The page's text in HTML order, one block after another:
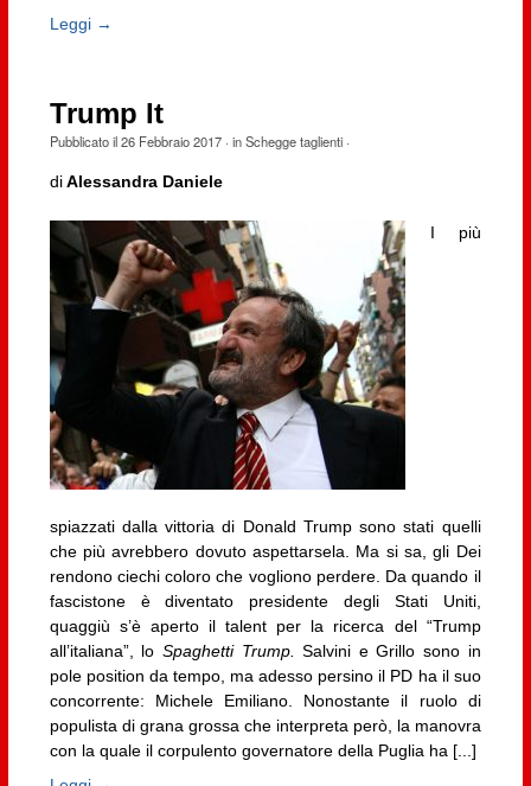
Leggi →
Trump It
Pubblicato il26 Febbraio 2017· inSchegge taglienti·
diAlessandra Daniele
I più
spiazzati dalla vittoria di Donald Trump sono stati quelli
che più avrebbero dovuto aspettarsela. Ma si sa, gli Dei
rendono ciechi coloro che vogliono perdere. Da quando il
fascistone è diventato presidente degli Stati Uniti,
quaggiù s’è aperto il talent per la ricerca del “Trump
all’italiana”, lo Spaghetti Trump.Salvini e Grillo sono in
pole position da tempo, ma adesso persino il PD ha il suo
concorrente: Michele Emiliano. Nonostante il ruolo di
populista di grana grossa che interpreta però, la manovra
con la quale il corpulento governatore della Puglia ha [...]